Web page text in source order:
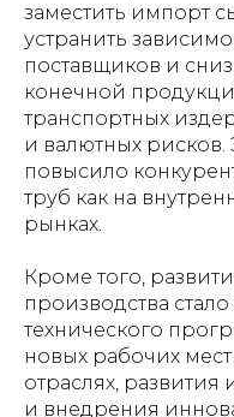
заместить импорт
устранить
поставщиков и
конечной
транспортных
и валютных рисков.
повысило
труб как на
рынках.
Кроме того,
производства
технического
новых рабочих
отраслях,
и внедрения